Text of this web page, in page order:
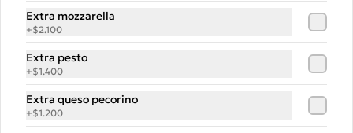
Pomodoro, Tocino ahumado, mozarella
Extra mozzarella
+$2.100
Extra pesto
+$1.400
Extra queso pecorino
+$1.200